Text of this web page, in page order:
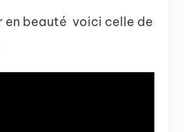
en beauté voici celle de